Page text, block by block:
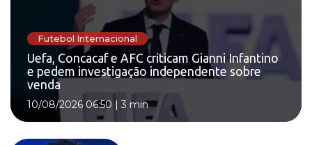
Futebol Internacional
Uefa, Concacaf e AFC criticam Gianni Infantino
e pedem investigação independente sobre
venda
10/08/2026 06:50 | 3 min